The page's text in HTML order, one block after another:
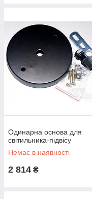
Одинарна основа для
світильника-підвісу
Немає в наявності
2 814 ₴